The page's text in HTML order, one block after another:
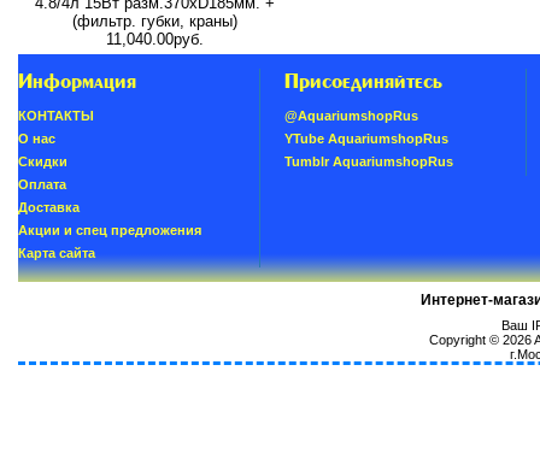
(фильтр. губки, краны)
11,040.00руб.
Информация
КОНТАКТЫ
О нас
Скидки
Oплатa
Доставка
Акции и спец предложения
Карта сайта
Присоединяйтесь
@AquariumshopRus
YTube AquariumshopRus
Tumblr AquariumshopRus
Интернет-
Ваш
Copyright © 2026